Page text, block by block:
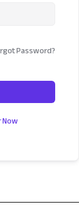
Password?